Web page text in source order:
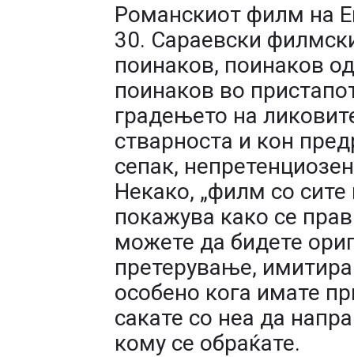
Романскиот филм на
30. Сараевски
поинаков, поинаков
поинаков во
градењето на
стварноста и кон
сепак,
Некако, „филм со
покажува како се
можете да бидете
претерување,
особено кога имате
сакате со неа да
кому се обраќате.